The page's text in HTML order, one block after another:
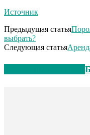
Источник
Предыдущая статья
выбрать?
Следующая статья